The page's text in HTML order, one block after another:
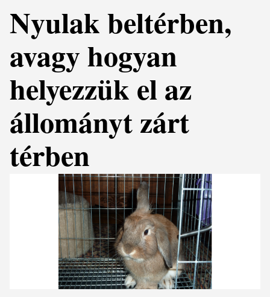
Nyulak beltérben,
avagy hogyan
helyezzük el az
állományt zárt
térben